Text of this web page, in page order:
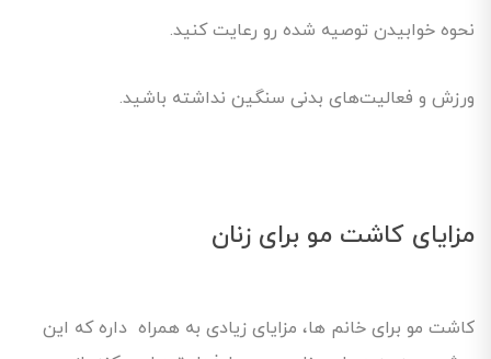
نحوه خوابیدن توصیه شده رو رعایت کنید.
ورزش و فعالیت‌های بدنی سنگین نداشته باشید.
مزایای کاشت مو برای زنان
کاشت مو برای خانم ها، مزایای زیادی به همراه داره که این